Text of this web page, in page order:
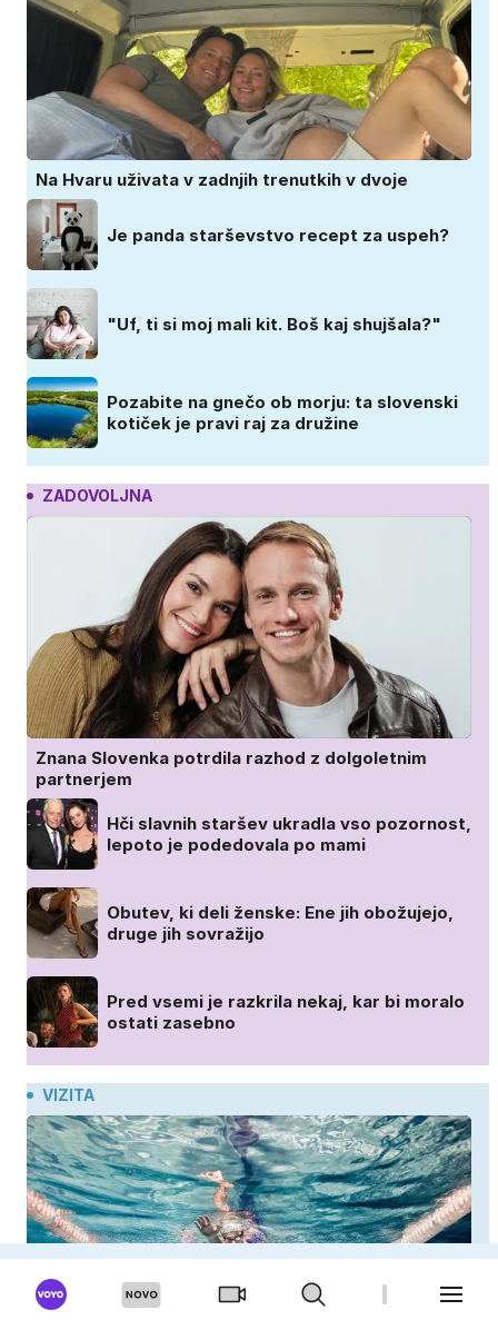
Na Hvaru uživata v zadnjih trenutkih v dvoje
Je panda starševstvo recept za uspeh?
"Uf, ti si moj mali kit. Boš kaj shujšala?"
Pozabite na gnečo ob morju: ta slovenski
kotiček je pravi raj za družine
ZADOVOLJNA
Znana Slovenka potrdila razhod z dolgoletnim
partnerjem
Hči slavnih staršev ukradla vso pozornost,
lepoto je podedovala po mami
Obutev, ki deli ženske: Ene jih obožujejo,
druge jih sovražijo
Pred vsemi je razkrila nekaj, kar bi moralo
ostati zasebno
VIZITA